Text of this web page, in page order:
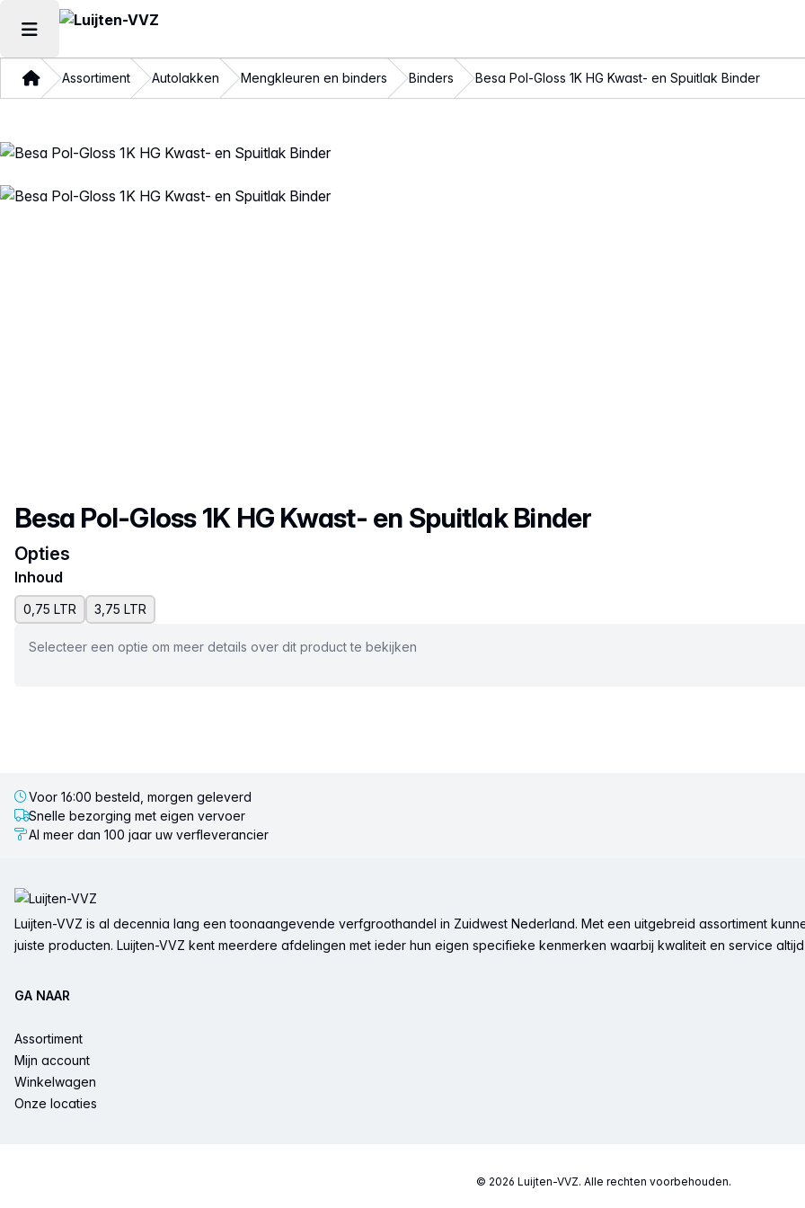
Hoofdmenu openen
ThuisAssortiment Autolakken Mengkleuren en binders Binders Besa Pol-Gloss 1K HG Kwast- en Spuitlak Binder
Productnaam
Besa Pol-Gloss 1K HG Kwast- en Spuitlak Binder
Opties
Inhoud
0,75 LTR 3,75 LTR
Selecteer een optie om meer details over dit product te bekijken
Voor 16:00 besteld, morgen geleverd
Snelle bezorging met eigen vervoer
Al meer dan 100 jaar uw verfleverancier
Luijten-VVZ is al decennia lang een toonaangevende verfgroothandel in Zuidwest Nederland. Met een uitgebreid assortiment
juiste producten. Luijten-VVZ kent meerdere afdelingen met ieder hun eigen specifieke kenmerken waarbij kwaliteit en service
GA NAAR
Assortiment
Mijn account
Winkelwagen
Onze locaties
© 2026 Luijten-VVZ. Alle rechten voorbehouden.